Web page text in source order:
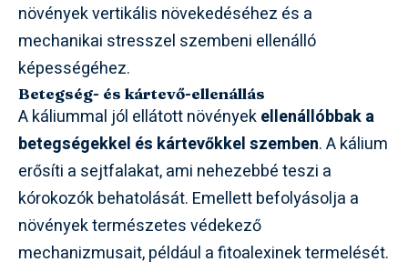
növények vertikális növekedéséhez és a
mechanikai stresszel szembeni ellenálló
képességéhez.
Betegség- és kártevő-ellenállás
A káliummal jól ellátott növényekellenállóbbak a
betegségekkel és kártevőkkel szemben. A kálium
erősíti a sejtfalakat, ami nehezebbé teszi a
kórokozók behatolását. Emellett befolyásolja a
növények természetes védekező
mechanizmusait, például a fitoalexinek termelését.